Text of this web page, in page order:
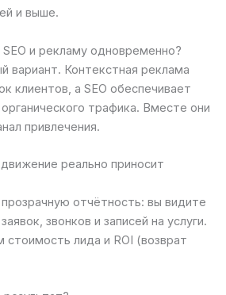
и выше.
и рекламу одновременно?
вариант. Контекстная реклама
клиентов, а SEO обеспечивает
трафика. Вместе они
привлечения.
реально приносит
отчётность: вы видите
звонков и записей на услуги.
лида и ROI (возврат